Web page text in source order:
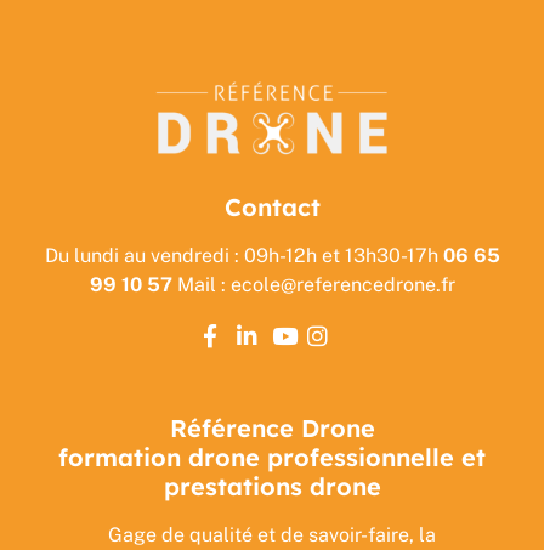
Contact
Du lundi au vendredi : 09h-12h et 13h30-17h 06 65
99 10 57Mail : ecole@referencedrone.fr
Référence Drone
formation drone professionnelle et
prestations drone
Gage de qualité et de savoir-faire, la